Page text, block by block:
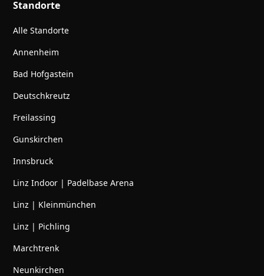
Standorte
Alle Standorte
Annenheim
Bad Hofgastein
Deutschkreutz
Freilassing
Gunskirchen
Innsbruck
Linz Indoor | Padelbase Arena
Linz | Kleinmünchen
Linz | Pichling
Marchtrenk
Neunkirchen